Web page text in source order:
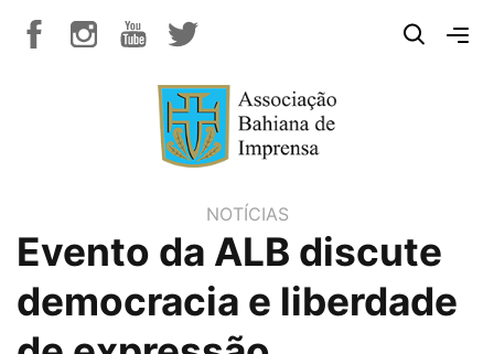
NOTÍCIAS
Evento da ALB discute
democracia e liberdade